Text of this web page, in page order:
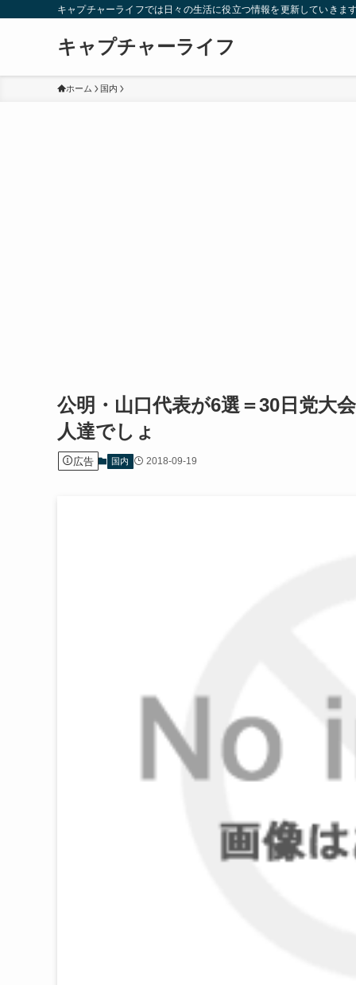
キャプチャーライフでは日々の生活に役立つ情報を更新していき
キャプチャーライフ
ホーム 国内
公明・山口代表が6選＝30日党大
人達でしょ
広告 国内 2018-09-19